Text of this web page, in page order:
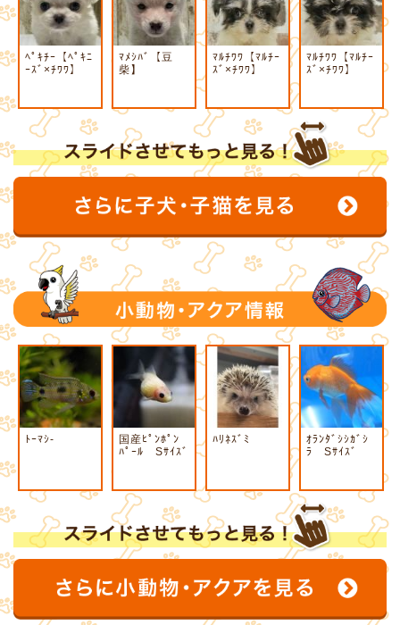
ﾍﾟｷﾁｰ【ﾍﾟｷﾆ
ｰｽﾞ×ﾁﾜﾜ】
ﾏﾒｼﾊﾞ【豆
柴】
ﾏﾙﾁﾜﾜ【ﾏﾙﾁｰ
ｽﾞ×ﾁﾜﾜ】
ﾏﾙﾁﾜﾜ【ﾏﾙﾁｰ
ｽﾞ×ﾁﾜﾜ】
ﾄｰﾏｼ-
国産ﾋﾟﾝﾎﾟﾝ
ﾊﾟｰﾙ Sｻｲｽﾞ
ﾊﾘﾈｽﾞﾐ
ｵﾗﾝﾀﾞｼｼｶﾞｼ
ﾗ Sｻｲｽﾞ